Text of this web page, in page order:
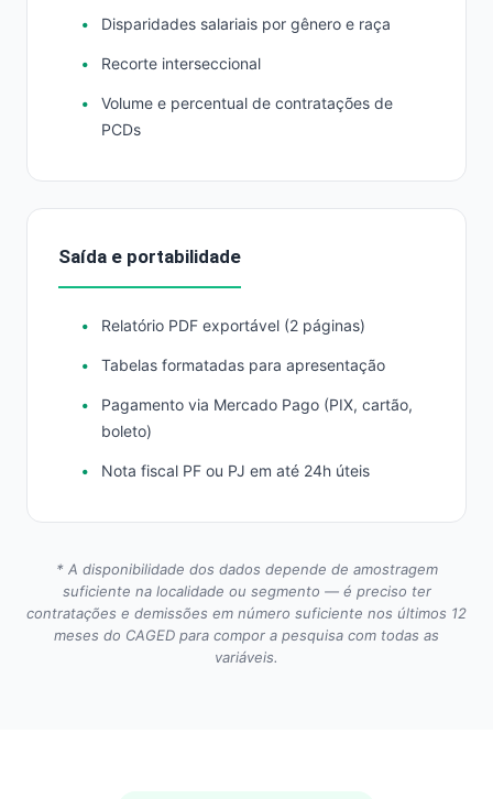
Disparidades salariais por gênero e raça
Recorte interseccional
Volume e percentual de contratações de
PCDs
Saída e portabilidade
Relatório PDF exportável (2 páginas)
Tabelas formatadas para apresentação
Pagamento via Mercado Pago (PIX, cartão,
boleto)
Nota fiscal PF ou PJ em até 24h úteis
* A disponibilidade dos dados depende de amostragem
suficiente na localidade ou segmento — é preciso ter
contratações e demissões em número suficiente nos últimos 12
meses do CAGED para compor a pesquisa com todas as
variáveis.